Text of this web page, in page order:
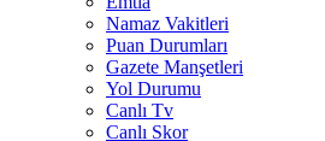
Namaz Vakitleri
Puan Durumları
Gazete Manşetleri
Yol Durumu
Canlı Tv
Canlı Skor